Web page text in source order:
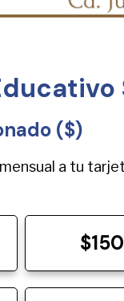
($)
a tu
$150